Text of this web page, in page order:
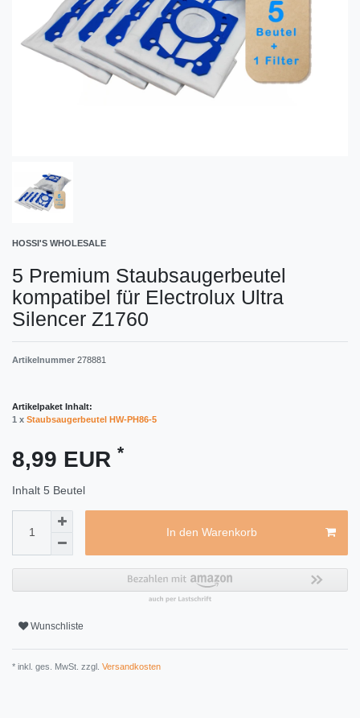
HOSSI'S WHOLESALE
5 Premium Staubsaugerbeutel
kompatibel für Electrolux Ultra
Silencer Z1760
Artikelnummer 278881
Artikelpaket Inhalt:
1 x Staubsaugerbeutel HW-PH86-5
8,99 EUR *
Inhalt 5 Beutel
In den Warenkorb
Wunschliste
* inkl. ges. MwSt. zzgl. Versandkosten